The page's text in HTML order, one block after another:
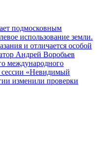
подмосковным
использование земли.
и отличается особой
Андрей Воробьев
международного
сессии «Невидимый
изменили проверки